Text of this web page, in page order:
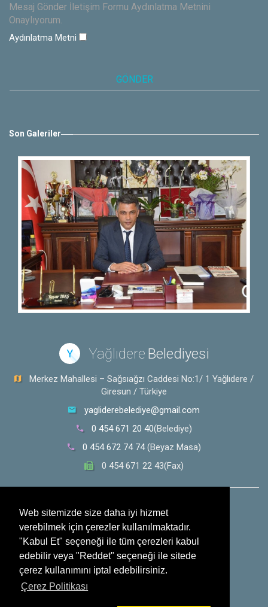
Web sitemizde size daha iyi hizmet
verebilmek için çerezler kullanılmaktadır.
"Kabul Et" seçeneği ile tüm çerezleri kabul
edebilir veya "Reddet" seçeneği ile sitede
çerez kullanımını iptal edebilirsiniz.
Çerez Politikası
Mesaj Gönder İletişim Formu Aydınlatma Metnini
Onaylıyorum.
Aydınlatma Metni
Son Galeriler
Y Yağlıdere Belediyesi
Merkez Mahallesi – Sağsıağzı Caddesi No:1/ 1 Yağlıdere /
Giresun / Türkiye
yagliderebelediye@gmail.com
0 454 671 20 40(Belediye)
0 454 672 74 74(Beyaz Masa)
0 454 671 22 43(Fax)
0 532 353 30 28(Whatsapp İhbar Hattı)
Sosyal Medya